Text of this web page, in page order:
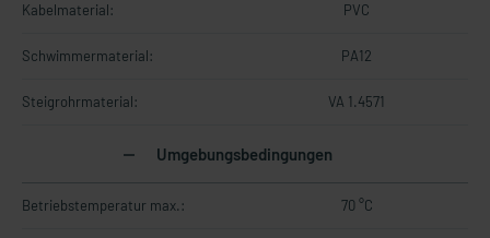
Kabelmaterial: PVC
Schwimmermaterial: PA12
Steigrohrmaterial: VA 1.4571
Umgebungsbedingungen
Betriebstemperatur max.: 70 °C